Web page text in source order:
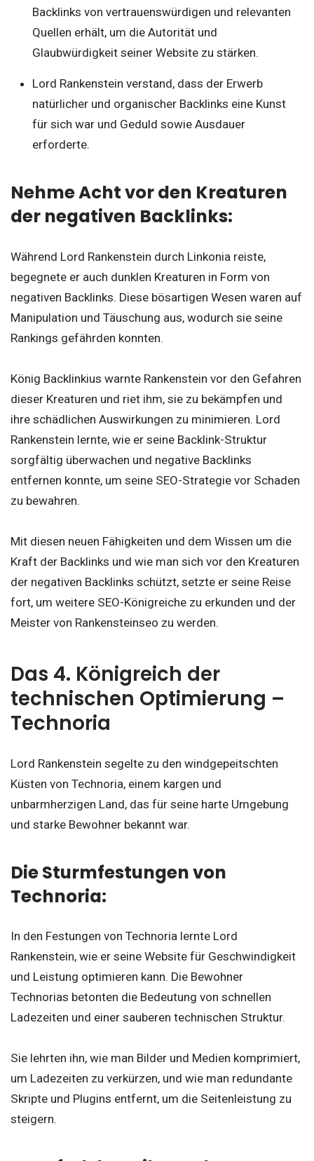
Backlinks von vertrauenswürdigen und relevanten
Quellen erhält, um die Autorität und
Glaubwürdigkeit seiner Website zu stärken.
Lord Rankenstein verstand, dass der Erwerb
natürlicher und organischer Backlinks eine Kunst
für sich war und Geduld sowie Ausdauer
erforderte.
Nehme Acht vor den Kreaturen
der negativen Backlinks:
Während Lord Rankenstein durch Linkonia reiste,
begegnete er auch dunklen Kreaturen in Form von
negativen Backlinks. Diese bösartigen Wesen waren auf
Manipulation und Täuschung aus, wodurch sie seine
Rankings gefährden konnten.
König Backlinkius warnte Rankenstein vor den Gefahren
dieser Kreaturen und riet ihm, sie zu bekämpfen und
ihre schädlichen Auswirkungen zu minimieren. Lord
Rankenstein lernte, wie er seine Backlink-Struktur
sorgfältig überwachen und negative Backlinks
entfernen konnte, um seine SEO-Strategie vor Schaden
zu bewahren.
Mit diesen neuen Fähigkeiten und dem Wissen um die
Kraft der Backlinks und wie man sich vor den Kreaturen
der negativen Backlinks schützt, setzte er seine Reise
fort, um weitere SEO-Königreiche zu erkunden und der
Meister von Rankensteinseo zu werden.
Das 4. Königreich der
technischen Optimierung –
Technoria
Lord Rankenstein segelte zu den windgepeitschten
Küsten von Technoria, einem kargen und
unbarmherzigen Land, das für seine harte Umgebung
und starke Bewohner bekannt war.
Die Sturmfestungen von
Technoria:
In den Festungen von Technoria lernte Lord
Rankenstein, wie er seine Website für Geschwindigkeit
und Leistung optimieren kann. Die Bewohner
Technorias betonten die Bedeutung von schnellen
Ladezeiten und einer sauberen technischen Struktur.
Sie lehrten ihn, wie man Bilder und Medien komprimiert,
um Ladezeiten zu verkürzen, und wie man redundante
Skripte und Plugins entfernt, um die Seitenleistung zu
steigern.